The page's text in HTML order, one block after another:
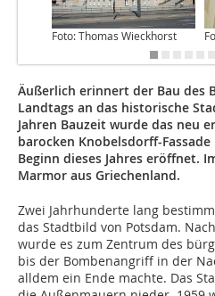
Foto: Thomas Wieckhorst
Äußerlich erinnert der Bau des
Landtags an das historische
Jahren Bauzeit wurde das neu
barocken Knobelsdorff-
Beginn dieses Jahres eröffnet.
Marmor aus Griechenland.
Zwei Jahrhunderte lang
das Stadtbild von Potsdam.
wurde es zum Zentrum des
bis der Bombenangriff in der
alldem ein Ende machte. Das